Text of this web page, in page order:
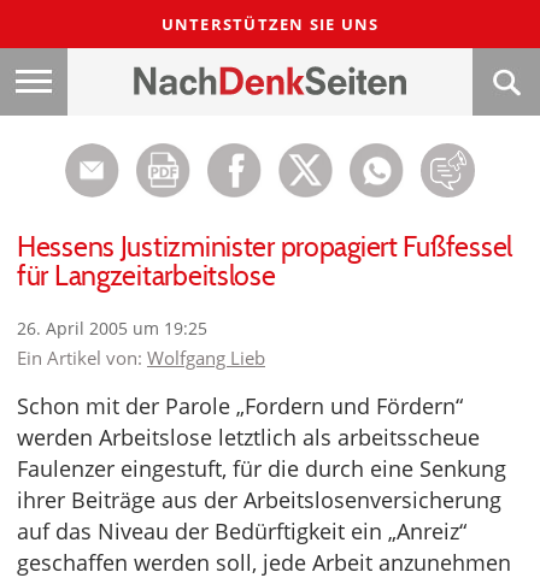
UNTERSTÜTZEN SIE UNS
Hessens Justizminister propagiert Fußfessel
für Langzeitarbeitslose
26. April 2005 um 19:25
Ein Artikel von: Wolfgang Lieb
Schon mit der Parole „Fordern und Fördern“
werden Arbeitslose letztlich als arbeitsscheue
Faulenzer eingestuft, für die durch eine Senkung
ihrer Beiträge aus der Arbeitslosenversicherung
auf das Niveau der Bedürftigkeit ein „Anreiz“
geschaffen werden soll, jede Arbeit anzunehmen